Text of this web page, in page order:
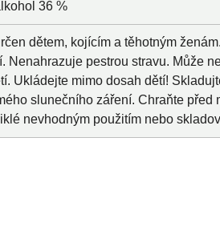
36 %
dětem, kojícím a těhotným
Nenahrazuje pestrou stravu. Může
Ukládejte mimo dosah dětí!
slunečního záření. Chraňte před
nevhodným použitím nebo